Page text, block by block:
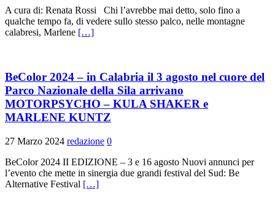
A cura di: Renata Rossi Chi l’avrebbe mai detto, solo fino a
qualche tempo fa, di vedere sullo stesso palco, nelle montagne
calabresi, Marlene […]
BeColor 2024 – in Calabria il 3 agosto nel cuore del
Parco Nazionale della Sila arrivano
MOTORPSYCHO – KULA SHAKER e
MARLENE KUNTZ
27 Marzo 2024 redazione 0
BeColor 2024 II EDIZIONE – 3 e 16 agosto Nuovi annunci per
l’evento che mette in sinergia due grandi festival del Sud: Be
Alternative Festival […]